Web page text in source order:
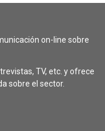
on-line sobre
TV, etc. y ofrece
sobre el sector.